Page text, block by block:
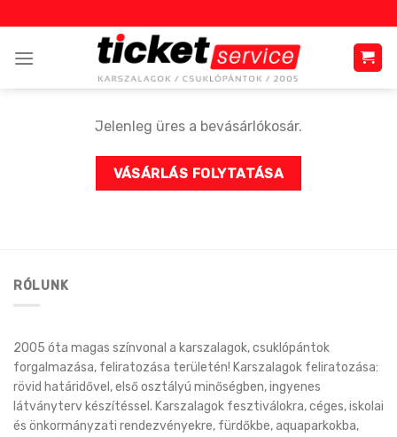
content
Jelenleg üres a bevásárlókosár.
VÁSÁRLÁS FOLYTATÁSA
RÓLUNK
2005 óta magas színvonal a karszalagok, csuklópántok
forgalmazása, feliratozása területén! Karszalagok feliratozása:
rövid határidővel, első osztályú minőségben, ingyenes
látványterv készítéssel. Karszalagok fesztiválokra, céges, iskolai
és önkormányzati rendezvényekre, fürdőkbe, aquaparkokba,